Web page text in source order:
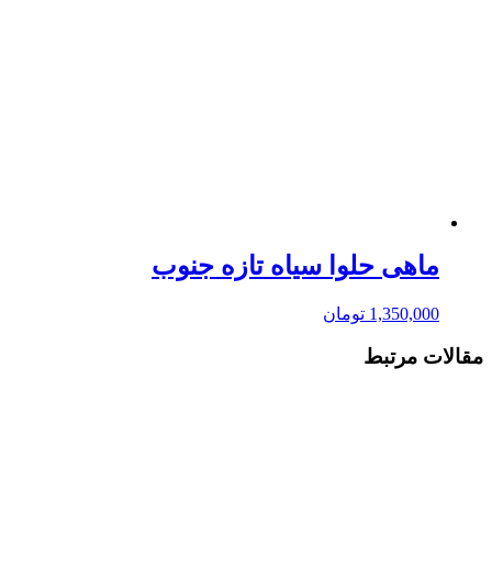
ماهی حلوا سیاه تازه جنوب
1,350,000 تومان
مقالات مرتبط